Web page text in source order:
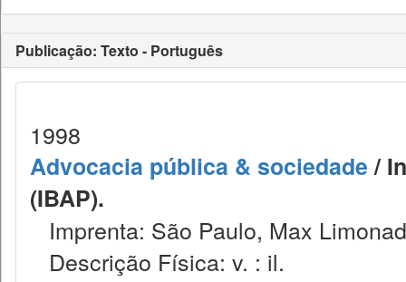
Publicação: Texto - Português
1998
Advocacia pública & sociedade/
(IBAP).
Imprenta: São Paulo, Max
Descrição Física: v. : il.